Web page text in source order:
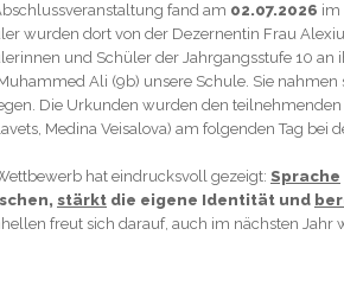
fand am 02.07.2026 im
wurden dort von der Dezernentin Frau
und Schüler der Jahrgangsstufe 10
Ali (9b) unsere Schule. Sie
Die Urkunden wurden den
Medina Veisalova) am folgenden Tag
hat eindrucksvoll gezeigt: Sprache
stärkt die eigene Identität und
freut sich darauf, auch im nächsten